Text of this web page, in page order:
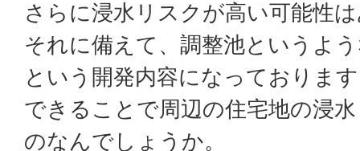
さらに浸水リスクが高い可能性
それに備えて、調整池というよ
という開発内容になっておりま
できることで周辺の住宅地の浸
のなんでしょうか。